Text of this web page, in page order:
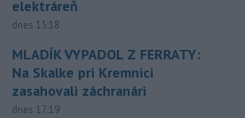
elektráreň
dnes 15:18
MLADÍK VYPADOL Z FERRATY:
Na Skalke pri Kremnici
zasahovali záchranári
dnes 17:19